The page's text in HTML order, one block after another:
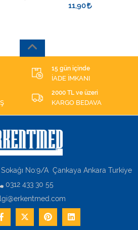
11,90
15 gün içinde
İADE İMKANI
2000 TL ve üzeri
KARGO BEDAVA
No:9/A Çankaya Ankara Turkiye
0312 433 30 55